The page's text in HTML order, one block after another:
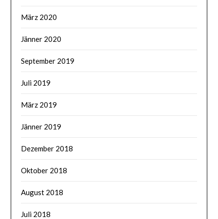
März 2020
Jänner 2020
September 2019
Juli 2019
März 2019
Jänner 2019
Dezember 2018
Oktober 2018
August 2018
Juli 2018